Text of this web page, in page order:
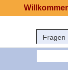
Fragen